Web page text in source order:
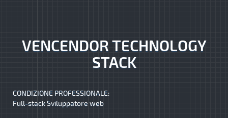
VENCENDOR TECHNOLOGY
STACK
CONDIZIONE PROFESSIONALE:
Full-stack Sviluppatore web